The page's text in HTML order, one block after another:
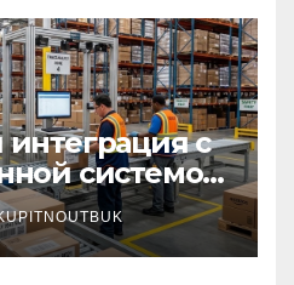
интеграция с
системой